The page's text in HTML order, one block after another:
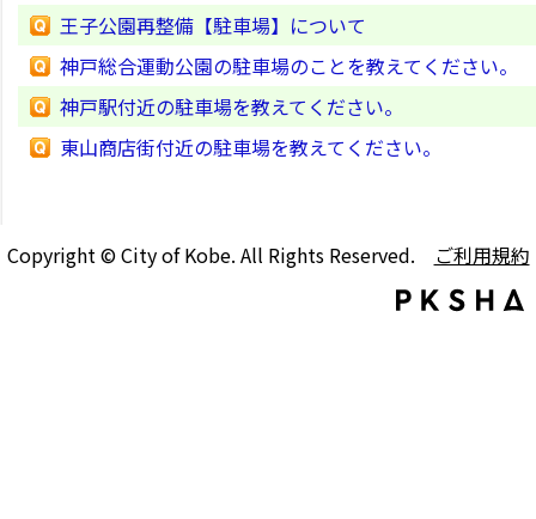
王子公園再整備【駐車場】について
神戸総合運動公園の駐車場のことを教えてください。
神戸駅付近の駐車場を教えてください。
東山商店街付近の駐車場を教えてください。
Copyright © City of Kobe. All Rights Reserved. ご利用規約